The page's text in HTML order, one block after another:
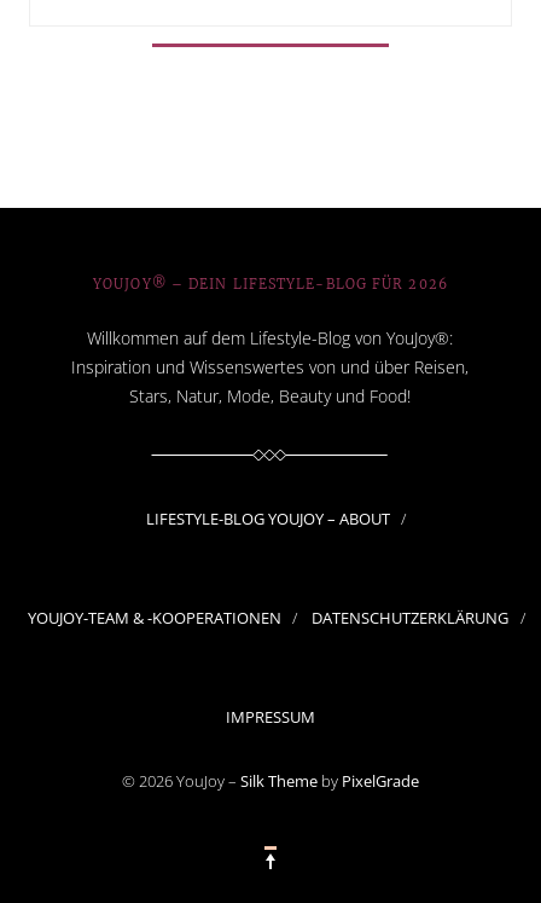
YOUJOY® – DEIN LIFESTYLE-BLOG FÜR 2026
Willkommen auf dem Lifestyle-Blog von YouJoy®:
Inspiration und Wissenswertes von und über Reisen,
Stars, Natur, Mode, Beauty und Food!
LIFESTYLE-BLOG YOUJOY – ABOUT
YOUJOY-TEAM & -KOOPERATIONEN DATENSCHUTZERKLÄRUNG
IMPRESSUM
© 2026 YouJoy – Silk Theme by PixelGrade